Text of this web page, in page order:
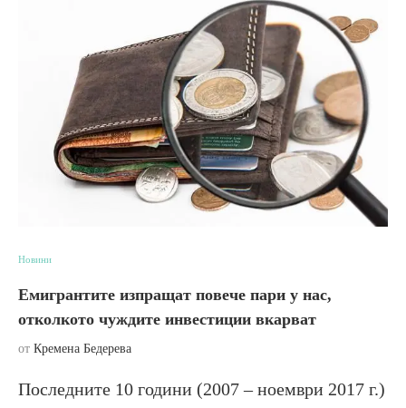
Новини
Емигрантите изпращат повече пари у нас,
отколкото чуждите инвестиции вкарват
от Кремена Бедерева
Последните 10 години (2007 – ноември 2017 г.)